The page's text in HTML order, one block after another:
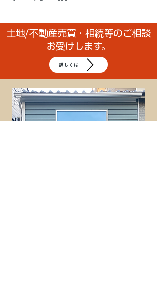
土地/不動産売買・相続等のご相談
お受けします。
詳しくは